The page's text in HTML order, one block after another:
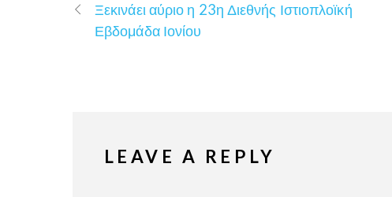
Ξεκινάει αύριο η 23η Διεθνής Ιστιοπλοϊκή
Εβδομάδα Ιονίου
LEAVE A REPLY